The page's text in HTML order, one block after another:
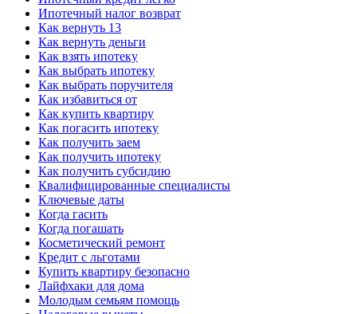
Ипотечный налог возврат
Как вернуть 13
Как вернуть деньги
Как взять ипотеку
Как выбрать ипотеку
Как выбрать поручителя
Как избавиться от
Как купить квартиру
Как погасить ипотеку
Как получить заем
Как получить ипотеку
Как получить субсидию
Квалифицированные специалисты
Ключевые даты
Когда гасить
Когда погашать
Косметический ремонт
Кредит с льготами
Купить квартиру безопасно
Лайфхаки для дома
Молодым семьям помощь